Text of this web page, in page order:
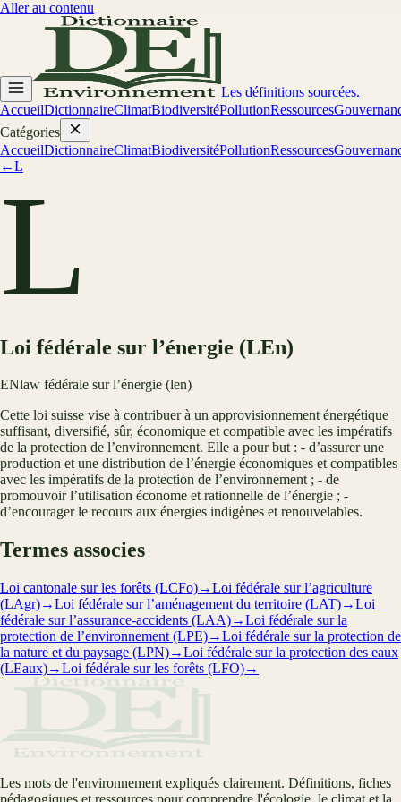
Aller au contenu
Les définitions sourcées.
AccueilDictionnaireClimatBiodiversitéPollutionRessources
Catégories
AccueilDictionnaireClimatBiodiversitéPollutionRessources
←L
L
Loi fédérale sur l’énergie (LEn)
ENlaw fédérale sur l’énergie (len)
Cette loi suisse vise à contribuer à un approvisionnement énergétique
suffisant, diversifié, sûr, économique et compatible avec les impératifs
de la protection de l’environnement. Elle a pour but : - d’assurer une
production et une distribution de l’énergie économiques et compatibles
avec les impératifs de la protection de l’environnement ; - de
promouvoir l’utilisation économe et rationnelle de l’énergie ; -
d’encourager le recours aux énergies indigènes et renouvelables.
Termes associes
Loi cantonale sur les forêts (LCFo)→Loi fédérale sur l’agriculture
(LAgr)→Loi fédérale sur l’aménagement du territoire (LAT)→Loi
fédérale sur l’assurance-accidents (LAA)→Loi fédérale sur la
protection de l’environnement (LPE)→Loi fédérale sur la protection de
la nature et du paysage (LPN)→Loi fédérale sur la protection des eaux
(LEaux)→Loi fédérale sur les forêts (LFO)→
Les mots de l'environnement expliqués clairement. Définitions, fiches
pédagogiques et ressources pour comprendre l'écologie, le climat et la